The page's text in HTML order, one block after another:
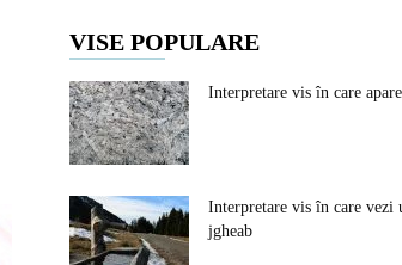
VISE POPULARE
Interpretare vis în care
Interpretare vis în care vezi
jgheab